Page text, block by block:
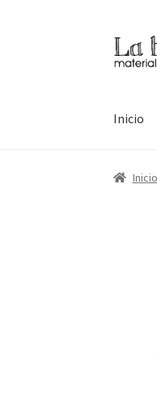
Ir
a
Ir
al
Inicio
InicioInicio